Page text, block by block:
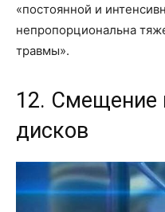
«постоянной и
непропорциональна
травмы».
12. Смещение
дисков